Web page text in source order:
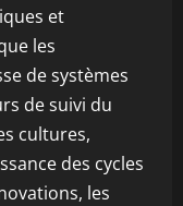
et
les
de systèmes
de suivi du
cultures,
des cycles
les